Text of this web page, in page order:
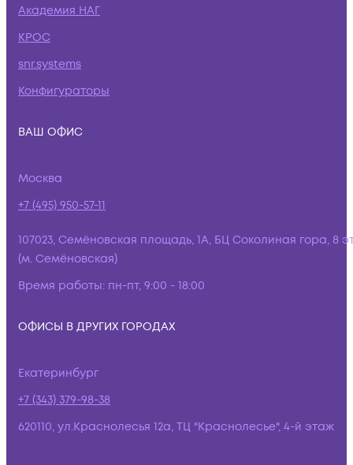
Академия НАГ
КРОС
snr.systems
Конфигураторы
ВАШ ОФИС
Москва
+7 (495) 950-57-11
107023, Семёновская площадь, 1А, БЦ Соколиная гора, 8
(м. Семёновская)
Время работы: пн-пт, 9:00 - 18:00
ОФИСЫ В ДРУГИХ ГОРОДАХ
Екатеринбург
+7 (343) 379-98-38
620110, ул.Краснолесья 12а, ТЦ "Краснолесье", 4-й этаж